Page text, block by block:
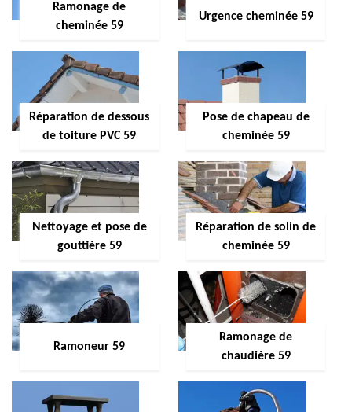
Ramonage de
cheminée 59
Urgence cheminée 59
Réparation de dessous
de toiture PVC 59
Pose de chapeau de
cheminée 59
Nettoyage et pose de
gouttière 59
Réparation de solin de
cheminée 59
Ramoneur 59
Ramonage de
chaudière 59